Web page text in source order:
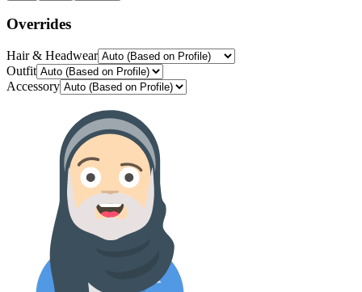
Overrides
Hair & Headwear
Outfit
Accessory